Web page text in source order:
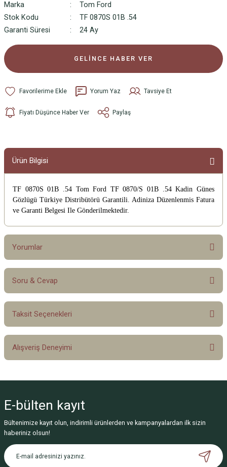
Marka
Tom Ford
Stok Kodu
TF 0870S 01B .54
Garanti Süresi
24 Ay
GELİNCE HABER VER
Yorum Yaz Tavsiye Et
Fiyatı Düşünce Haber Ver Paylaş
Ürün Bilgisi
TF 0870S 01B .54 Tom Ford TF 0870/S 01B .54 Kadin Günes
Gözlügü Türkiye Distribütörü Garantili. Adiniza Düzenlenmis Fatura
ve Garanti Belgesi Ile Gönderilmektedir.
Yorumlar
Bu ürüne ilk yorumu siz yapın!
Soru & Cevap
Ürün hakkında henüz soru sorulmamış.
Taksit Seçenekleri
Alışveriş Deneyimi
Deneyimini Paylaş
E-bülten kayıt
Bültenimize kayıt olun, indirimli ürünlerden ve kampanyalardan ilk sizin
haberiniz olsun!